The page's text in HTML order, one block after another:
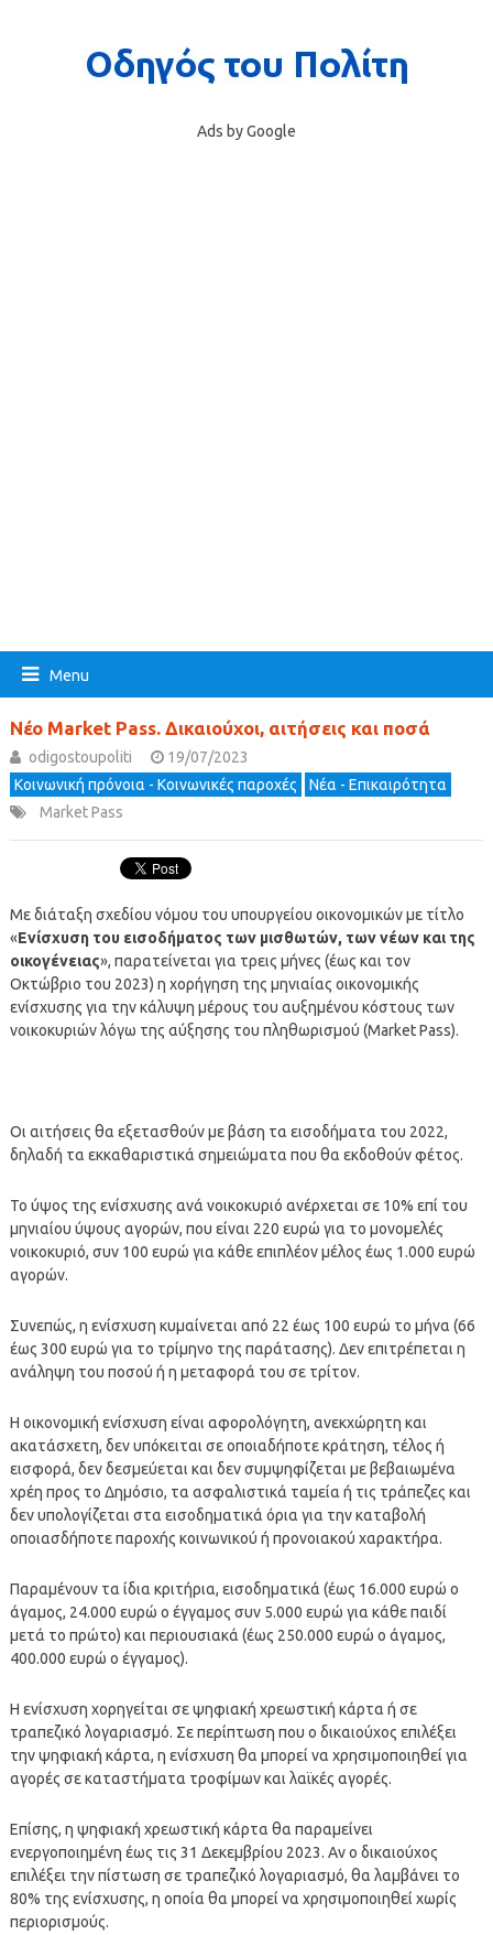
Ads by Google
Menu
Νέο Market Pass. Δικαιούχοι, αιτήσεις και ποσά
odigostoupoliti
19/07/2023
Κοινωνική πρόνοια - Κοινωνικές παροχές
Νέα - Επικαιρότητα
Market Pass
Με διάταξη σχεδίου νόμου του υπουργείου οικονομικών με τίτλο
«Ενίσχυση του εισοδήματος των μισθωτών, των νέων και της
οικογένειας», παρατείνεται για τρεις μήνες (έως και τον
Οκτώβριο του 2023) η χορήγηση της μηνιαίας οικονομικής
ενίσχυσης για την κάλυψη μέρους του αυξημένου κόστους των
νοικοκυριών λόγω της αύξησης του πληθωρισμού (Market Pass).
Οι αιτήσεις θα εξετασθούν με βάση τα εισοδήματα του 2022,
δηλαδή τα εκκαθαριστικά σημειώματα που θα εκδοθούν φέτος.
Το ύψος της ενίσχυσης ανά νοικοκυριό ανέρχεται σε 10% επί του
μηνιαίου ύψους αγορών, που είναι 220 ευρώ για το μονομελές
νοικοκυριό, συν 100 ευρώ για κάθε επιπλέον μέλος έως 1.000 ευρώ
αγορών.
Συνεπώς, η ενίσχυση κυμαίνεται από 22 έως 100 ευρώ το μήνα (66
έως 300 ευρώ για το τρίμηνο της παράτασης). Δεν επιτρέπεται η
ανάληψη του ποσού ή η μεταφορά του σε τρίτον.
Η οικονομική ενίσχυση είναι αφορολόγητη, ανεκχώρητη και
ακατάσχετη, δεν υπόκειται σε οποιαδήποτε κράτηση, τέλος ή
εισφορά, δεν δεσμεύεται και δεν συμψηφίζεται με βεβαιωμένα
χρέη προς το Δημόσιο, τα ασφαλιστικά ταμεία ή τις τράπεζες και
δεν υπολογίζεται στα εισοδηματικά όρια για την καταβολή
οποιασδήποτε παροχής κοινωνικού ή προνοιακού χαρακτήρα.
Παραμένουν τα ίδια κριτήρια, εισοδηματικά (έως 16.000 ευρώ ο
άγαμος, 24.000 ευρώ ο έγγαμος συν 5.000 ευρώ για κάθε παιδί
μετά το πρώτο) και περιουσιακά (έως 250.000 ευρώ ο άγαμος,
400.000 ευρώ ο έγγαμος).
Η ενίσχυση χορηγείται σε ψηφιακή χρεωστική κάρτα ή σε
τραπεζικό λογαριασμό. Σε περίπτωση που ο δικαιούχος επιλέξει
την ψηφιακή κάρτα, η ενίσχυση θα μπορεί να χρησιμοποιηθεί για
αγορές σε καταστήματα τροφίμων και λαϊκές αγορές.
Επίσης, η ψηφιακή χρεωστική κάρτα θα παραμείνει
ενεργοποιημένη έως τις 31 Δεκεμβρίου 2023. Αν ο δικαιούχος
επιλέξει την πίστωση σε τραπεζικό λογαριασμό, θα λαμβάνει το
80% της ενίσχυσης, η οποία θα μπορεί να χρησιμοποιηθεί χωρίς
περιορισμούς.